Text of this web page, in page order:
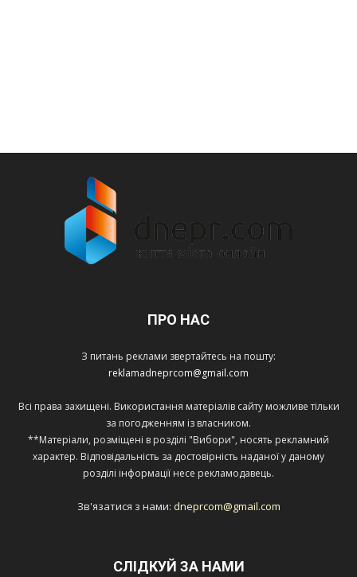
ПРО НАС
З питань реклами звертайтесь на пошту:
reklamadneprcom@gmail.com
Всі права захищені. Використання матеріалів сайту можливе тільки
за погодженням із власником.
**Матеріали, розміщені в розділі "Вибори", носять рекламний
характер. Відповідальність за достовірність наданої у даному
розділі інформації несе рекламодавець.
Зв'язатися з нами: dneprcom@gmail.com
СЛІДКУЙ ЗА НАМИ